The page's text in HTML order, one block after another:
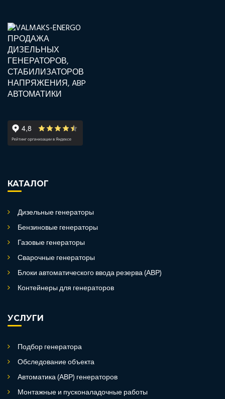
КАТАЛОГ
Дизельные генераторы
Бензиновые генераторы
Газовые генераторы
Сварочные генераторы
Блоки автоматического ввода резерва (АВР)
Контейнеры для генераторов
УСЛУГИ
Подбор генератора
Обследование объекта
Автоматика (АВР) генераторов
Монтажные и пусконаладочные работы